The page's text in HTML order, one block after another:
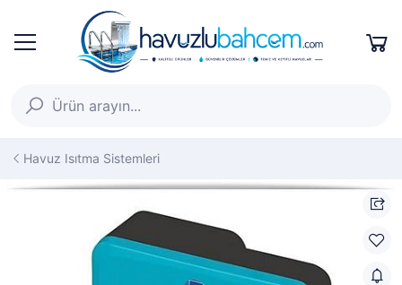
Havuz Isıtma Sistemleri